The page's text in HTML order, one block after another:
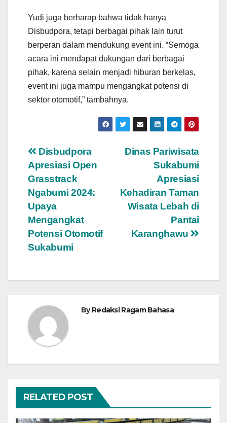
Yudi juga berharap bahwa tidak hanya
Disbudpora, tetapi berbagai pihak lain turut
berperan dalam mendukung event ini. “Semoga
acara ini mendapat dukungan dari berbagai
pihak, karena selain menjadi hiburan berkelas,
event ini juga mampu mengangkat potensi di
sektor otomotif,” tambahnya.
Navigasi
pos
Dinas Pariwisata
Sukabumi
Apresiasi
Kehadiran Taman
Wisata Lebah di
Pantai
Karanghawu
Disbudpora
Apresiasi Open
Grasstrack
Ngabumi 2024:
Upaya
Mengangkat
Potensi Otomotif
Sukabumi
ByRedaksi Ragam Bahasa
RELATED POST